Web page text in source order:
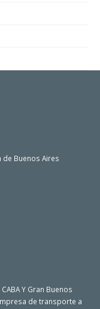
de Buenos Aires
Y Gran Buenos
de transporte a